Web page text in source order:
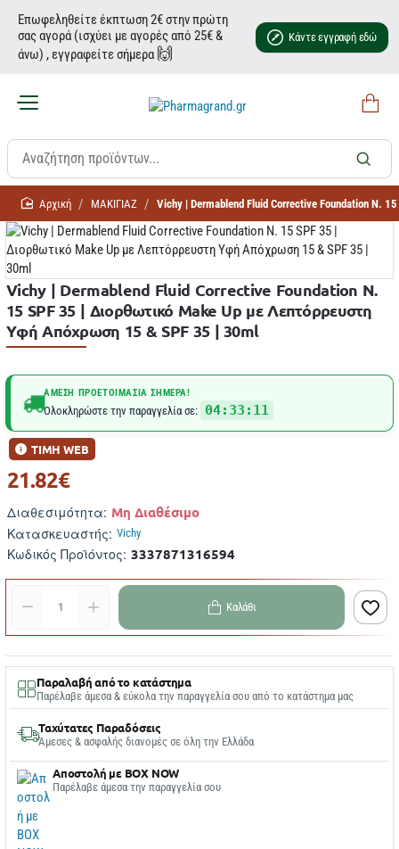
Επωφεληθείτε έκπτωση 2€ στην πρώτη
σας αγορά (ισχύει με αγορές από 25€ &
άνω) , εγγραφείτε σήμερα 🙌
Κάντε εγγραφή εδώ
homeΜΑΚΙΓΙΑΖ Vichy | Dermablend Fluid Corrective Foundation N.
Vichy | Dermablend Fluid Corrective Foundation N.
15 SPF 35 | Διορθωτικό Make Up με Λεπτόρρευστη
Yφή Απόχρωση 15 & SPF 35 | 30ml
ΆΜΕΣΗ ΠΡΟΕΤΟΙΜΑΣΊΑ ΣΉΜΕΡΑ!
Ολοκληρώστε την παραγγελία σε: 04:33:11
Διαθεσιμότητα: Μη Διαθέσιμο
Κατασκευαστής: Vichy
Κωδικός Προϊόντος: 3337871316594
ΤΙΜΗ WEB
21.82€
Καλάθι
Παραλαβή από το κατάστημα
Παρέλαβε άμεσα & εύκολα την παραγγελία σου από το κατάστημα μας
Ταχύτατες Παραδόσεις
Άμεσες & ασφαλής διανομές σε όλη την Ελλάδα
Αποστολή με BOX NOW
Παρέλαβε άμεσα την παραγγελία σου